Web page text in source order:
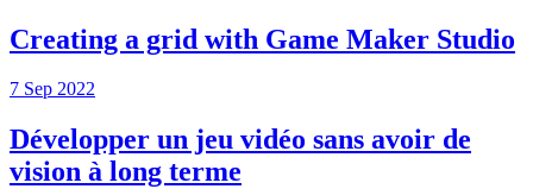
Creating a grid with Game Maker Studio
7 Sep 2022
Développer un jeu vidéo sans avoir de
vision à long terme